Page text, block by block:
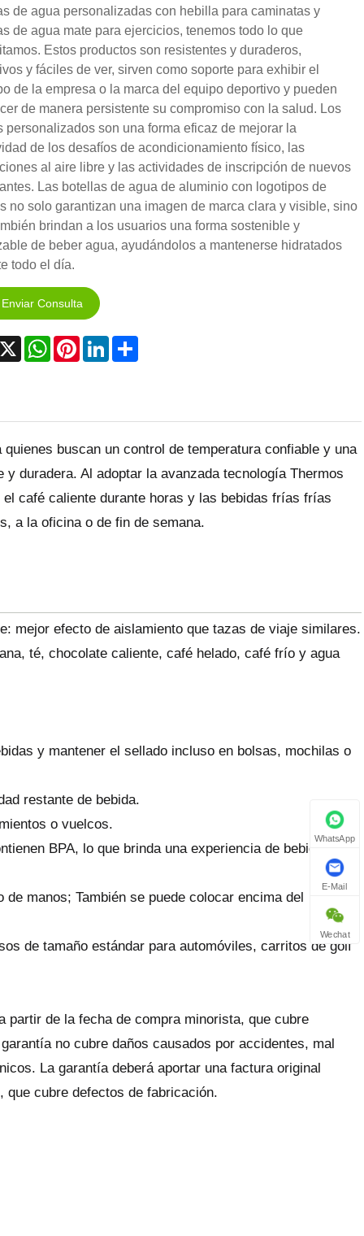
de agua personalizadas con hebilla para caminatas y
de agua mate para ejercicios, tenemos todo lo que
Estos productos son resistentes y duraderos,
y fáciles de ver, sirven como soporte para exhibir el
de la empresa o la marca del equipo deportivo y pueden
de manera persistente su compromiso con la salud. Los
personalizados son una forma eficaz de mejorar la
de los desafíos de acondicionamiento físico, las
al aire libre y las actividades de inscripción de nuevos
Las botellas de agua de aluminio con logotipos de
no solo garantizan una imagen de marca clara y visible, sino
brindan a los usuarios una forma sostenible y
de beber agua, ayudándolos a mantenerse hidratados
todo el día.
Enviar Consulta
X WhatsApp
PinterestLinkedInShare
buscan un control de temperatura confiable y una
duradera. Al adoptar la avanzada tecnología Thermos
café caliente durante horas y las bebidas frías frías
a la oficina o de fin de semana.
mejor efecto de aislamiento que tazas de viaje similares.
té, chocolate caliente, café helado, café frío y agua
y mantener el sellado incluso en bolsas, mochilas o
restante de bebida.
o vuelcos.
BPA, lo que brinda una experiencia de bebida más
manos; También se puede colocar encima del
de tamaño estándar para automóviles, carritos de golf
partir de la fecha de compra minorista, que cubre
no cubre daños causados ​​por accidentes, mal
La garantía deberá aportar una factura original
que cubre defectos de fabricación.
WhatsApp
E-Mail
Wechat